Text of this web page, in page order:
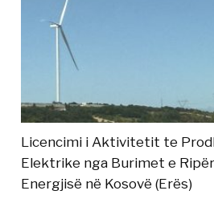
Licencimi i Aktivitetit te
Elektrike nga Burimet e
Energjisë në Kosovë (Erës)